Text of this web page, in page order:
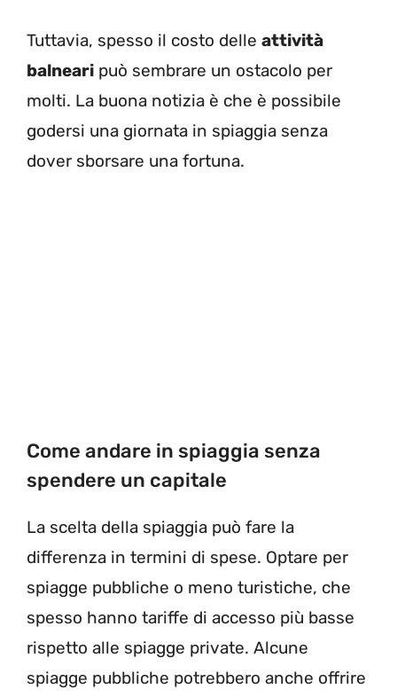
Tuttavia, spesso il costo delle attività
balneari può sembrare un ostacolo per
molti. La buona notizia è che è possibile
godersi una giornata in spiaggia senza
dover sborsare una fortuna.
Come andare in spiaggia senza
spendere un capitale
La scelta della spiaggia può fare la
differenza in termini di spese. Optare per
spiagge pubbliche o meno turistiche, che
spesso hanno tariffe di accesso più basse
rispetto alle spiagge private. Alcune
spiagge pubbliche potrebbero anche offrire